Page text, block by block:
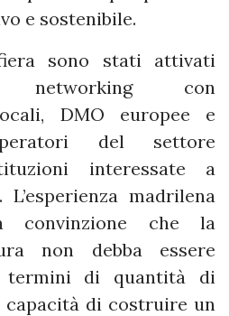
e sostenibile.
sono stati attivati
con
DMO europee e
del settore
interessate a
madrilena
convinzione che la
non debba essere
di quantità di
di costruire un